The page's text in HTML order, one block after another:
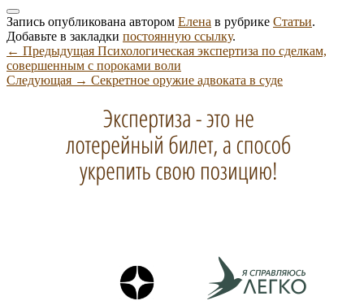
Запись опубликована автором Елена в рубрике Статьи.
Добавьте в закладки постоянную ссылку.
Навигация
по
← Предыдущая Предыдущая
запись:
Психологическая экспертиза по сделкам,
совершенным с пороками воли
Следующая → Следующая
Секретное оружие адвоката в суде
боковой